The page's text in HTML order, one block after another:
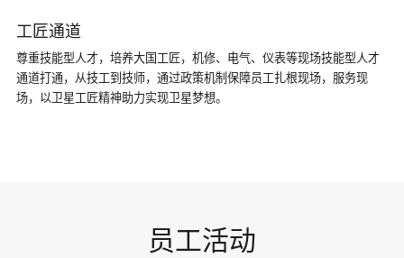
工匠通道
尊重技能型人才，培养大国工匠，机修、电气、仪表等现场技能型人才
通道打通，从技工到技师，通过政策机制保障员工扎根现场，服务现
场，以卫星工匠精神助力实现卫星梦想。
员工活动